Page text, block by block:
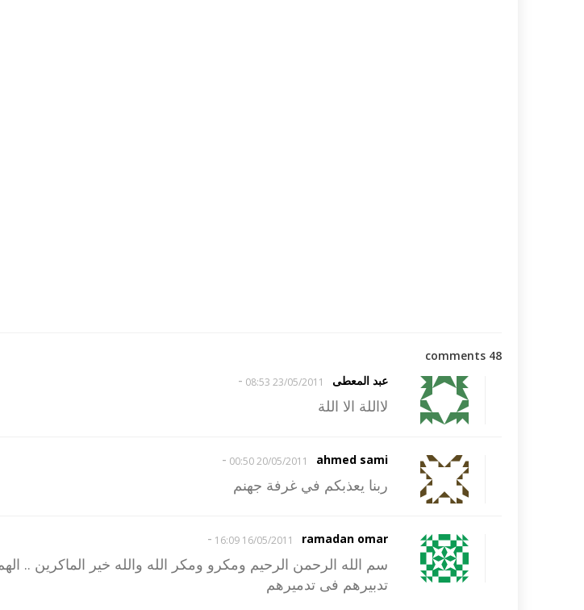
48 comments
عبد المعطى
23/05/2011 08:53
-
لااللة الا اللة
ahmed sami
20/05/2011 00:50
-
ربنا يعذبكم في غرفة جهنم
ramadan omar
16/05/2011 16:09
-
سم الله الرحمن الرحيم ومكرو ومكر الله والله خير الماكرين ..
تدبيرهم فى تدميرهم